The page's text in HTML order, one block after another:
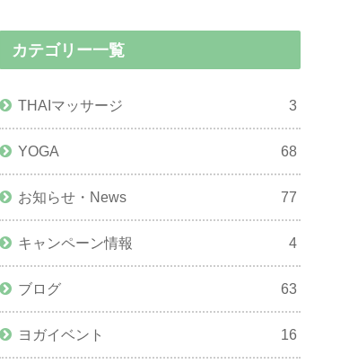
カテゴリー一覧
THAIマッサージ 3
YOGA 68
お知らせ・News 77
キャンペーン情報 4
ブログ 63
ヨガイベント 16